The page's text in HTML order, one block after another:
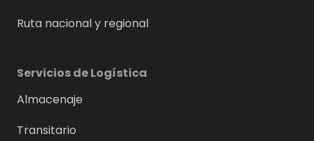
Ruta nacional y regional
Servicios de Logística
Almacenaje
Transitario